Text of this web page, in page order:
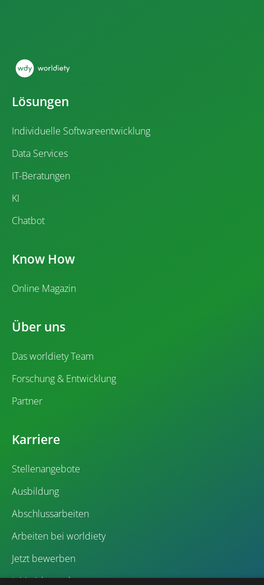
Lösungen
Individuelle Softwareentwicklung
Data Services
IT-Beratungen
KI
Chatbot
Know How
Online Magazin
Über uns
Das worldiety Team
Forschung & Entwicklung
Partner
Karriere
Stellenangebote
Ausbildung
Abschlussarbeiten
Arbeiten bei worldiety
Jetzt bewerben
Initiativbewerbung